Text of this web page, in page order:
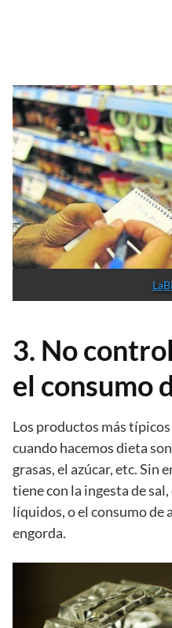
3. No
el consumo
Los productos más
cuando hacemos dieta
grasas, el azúcar, etc. Sin
tiene con la ingesta de
líquidos, o el consumo de
engorda.